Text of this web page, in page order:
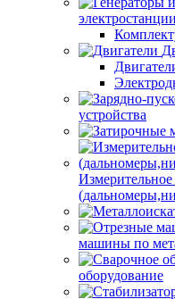
электростанции
устройства
машины по
оборудование